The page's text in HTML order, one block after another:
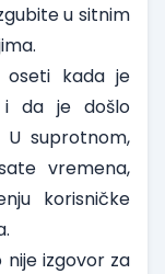
u sitnim
kada je
i da je došlo
suprotnom,
vremena,
korisničke
izgovor za